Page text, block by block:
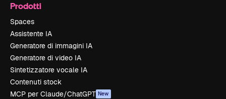
Prodotti
Spaces
Assistente IA
Generatore di immagini IA
Generatore di video IA
Sintetizzatore vocale IA
Contenuti stock
MCP per Claude/ChatGPT New